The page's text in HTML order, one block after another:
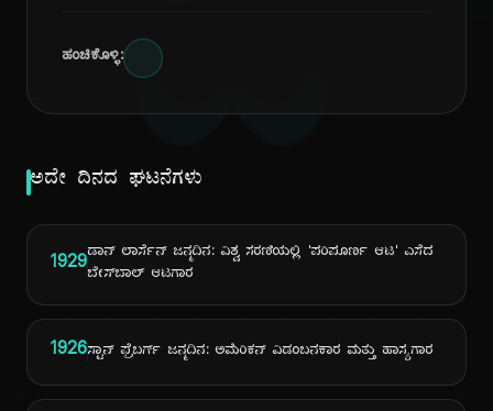
ದಿ
ಹಂಚಿಕೊಳ್ಳಿ:
ಅದೇ ದಿನದ ಘಟನೆಗಳು
1929ಡಾನ್ ಲಾರ್ಸೆನ್ ಜನ್ಮದಿನ: ವಿಶ್ವ ಸರಣಿಯಲ್ಲಿ 'ಪರಿಪೂರ್ಣ ಆಟ' ಎಸೆದ
ಬೇಸ್‌ಬಾಲ್ ಆಟಗಾರ
1926ಸ್ಟಾನ್ ಫ್ರೆಬರ್ಗ್ ಜನ್ಮದಿನ: ಅಮೆರಿಕನ್ ವಿಡಂಬನಕಾರ ಮತ್ತು ಹಾಸ್ಯಗಾರ